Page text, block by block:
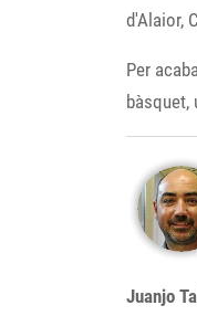
d'Alaior,
Per
bàsquet,
Juanjo